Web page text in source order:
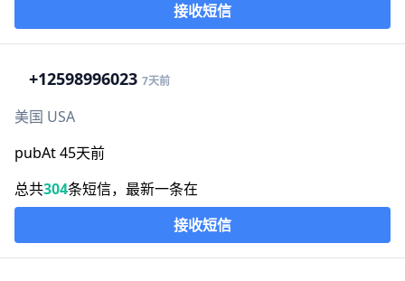
接收短信
+12598996023 7天前
美国 USA
pubAt 45天前
总共304条短信，最新一条在
接收短信